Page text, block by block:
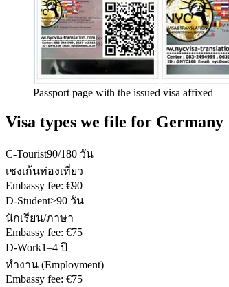
Passport page with the issued visa affixed —
Visa types we file for Germany
C-Tourist90/180 วัน
เชงเก้นท่องเที่ยว
Embassy fee: €90
D-Student>90 วัน
นักเรียน/ภาษา
Embassy fee: €75
D-Work1–4 ปี
ทำงาน (Employment)
Embassy fee: €75